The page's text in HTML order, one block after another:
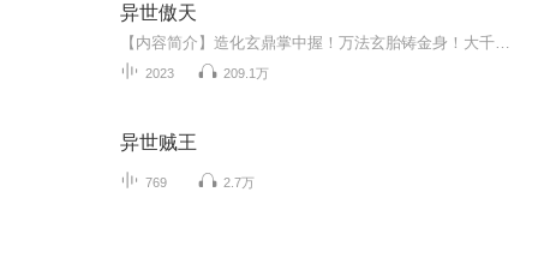
异世傲天
2023 209.1万
异世贼王
769 2.7万